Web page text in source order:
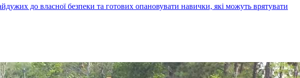
до власної безпеки та готових опановувати навички, які можуть врятувати